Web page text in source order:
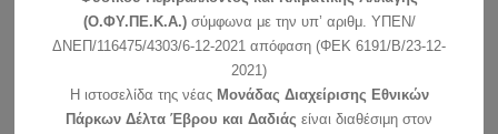
(Ο.ΦΥ.ΠΕ.Κ.Α.)σύμφωνα με την υπ’ αριθμ. ΥΠΕΝ/
ΔΝΕΠ/116475/4303/6-12-2021 απόφαση (ΦΕΚ 6191/Β/23-12-
2021)
Η ιστοσελίδα της νέας Μονάδας Διαχείρισης Εθνικών
Πάρκων Δέλτα Έβρου και Δαδιάς είναι διαθέσιμη στον